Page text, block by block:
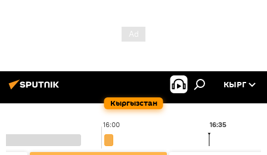
Кыргызстан
КЫРГ
16:00 16:35